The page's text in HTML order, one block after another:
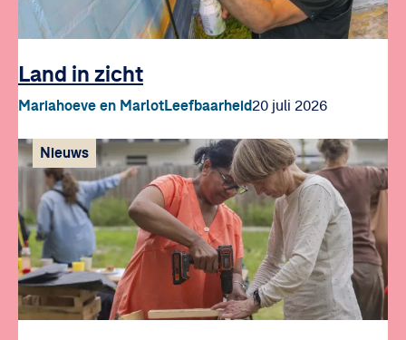
Land in zicht
Mariahoeve en MarlotLeefbaarheid20 juli 2026
Nieuws